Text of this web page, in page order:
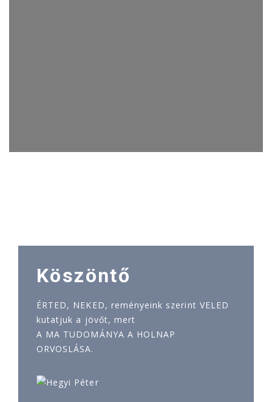
Köszöntő
ÉRTED, NEKED, reményeink szerint VELED
kutatjuk a jövőt, mert
A MA TUDOMÁNYA A HOLNAP
ORVOSLÁSA.